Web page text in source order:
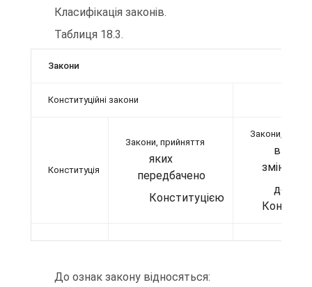
Класифікація законів.
Таблиця 18.3.
Закони
Конституційні закони
Конституція
Закони, прийняття
яких
передбачено
Конституцією
Закони, що
зміни
до
До ознак закону відносяться: